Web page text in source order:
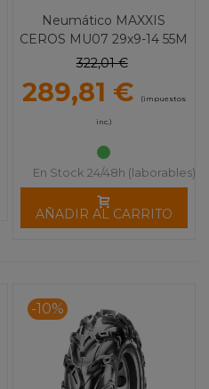
Neumático MAXXIS
CEROS MU07 29x9-14 55M
322,01 €
289,81 € (impuestos
inc.)
En Stock 24/48h (laborables)
AÑADIR AL CARRITO
-10%